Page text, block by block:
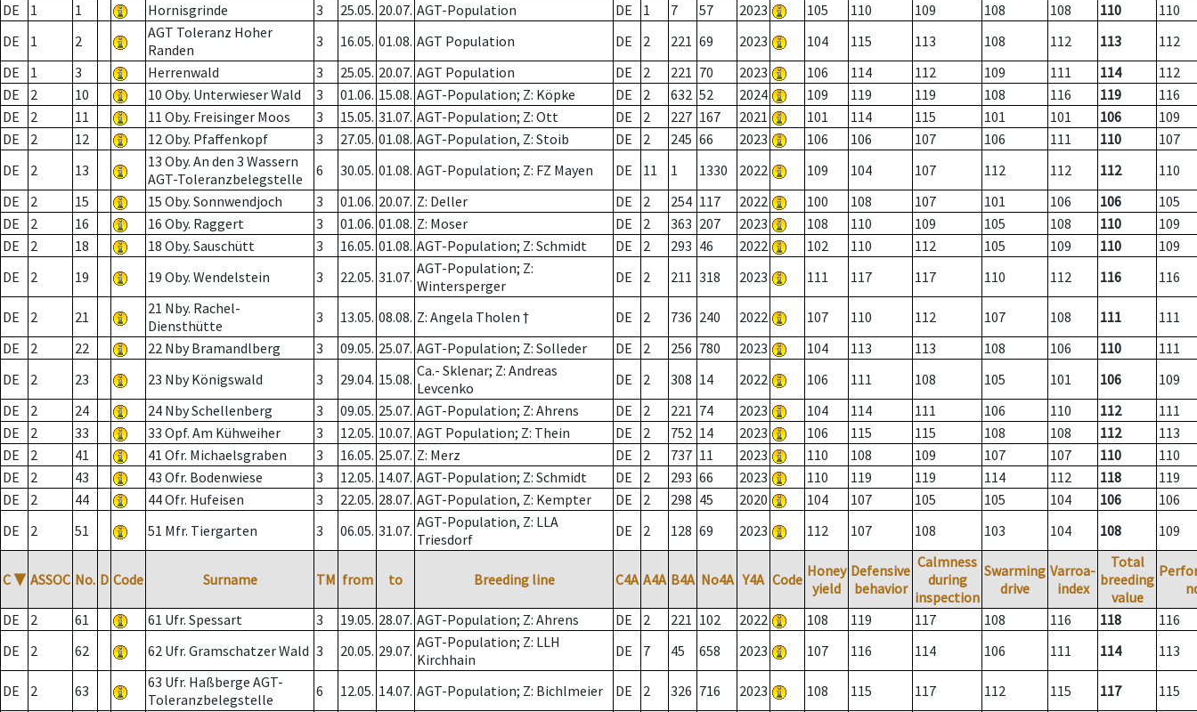
DE
1 1 Hornisgrinde 3 25.05. 20.07. AGT-Population DE 1 7 57 2023 105 110 109 108 108 110
110
DE
1 2
AGT Toleranz Hoher
Randen
3 16.05. 01.08. AGT Population DE 2 221 69 2023 104 115 113 108 112 113
112
DE
1 3 Herrenwald 3 25.05. 20.07. AGT Population DE 2 221 70 2023 106 114 112 109 111 114
112
DE
2 10 10 Oby. Unterwieser Wald 3 01.06. 15.08. AGT-Population; Z: Köpke DE 2 632 52 2024 109 119 119 108 116 119
116
DE
2 11 11 Oby. Freisinger Moos 3 15.05. 31.07. AGT-Population; Z: Ott DE 2 227 167 2021 101 114 115 101 101 106
109
DE
2 12 12 Oby. Pfaffenkopf 3 27.05. 01.08. AGT-Population, Z: Stoib DE 2 245 66 2023 106 106 107 106 111 110
107
DE
2 13
13 Oby. An den 3 Wassern
AGT-Toleranzbelegstelle
6 30.05. 01.08. AGT-Population; Z: FZ Mayen DE 11 1 1330 2022 109 104 107 112 112 112
110
DE
2 15 15 Oby. Sonnwendjoch 3 01.06. 20.07. Z: Deller DE 2 254 117 2022 100 108 107 101 106 106
105
DE
2 16 16 Oby. Raggert 3 01.06. 01.08. Z: Moser DE 2 363 207 2023 108 110 109 105 108 110
109
DE
2 18 18 Oby. Sauschütt 3 16.05. 01.08. AGT-Population; Z: Schmidt DE 2 293 46 2022 102 110 112 105 109 110
109
DE
2 19 19 Oby. Wendelstein 3 22.05. 31.07. AGT-Population; Z:
Wintersperger
DE 2 211 318 2023 111 117 117 110 112 116 116
DE 2 21
21 Nby. Rachel-
Diensthütte
3 13.05. 08.08. Z: Angela Tholen † DE 2 736 240 2022 107 110 112 107 108 111
111
DE
2 22 22 Nby Bramandlberg 3 09.05. 25.07. AGT-Population; Z: Solleder DE 2 256 780 2023 104 113 113 108 106 110
111
DE
2 23 23 Nby Königswald 3 29.04. 15.08. Ca.- Sklenar; Z: Andreas
Levcenko
DE 2 308 14 2022 106 111 108 105 101 106
109
DE
2 24 24 Nby Schellenberg 3 09.05. 25.07. AGT-Population; Z: Ahrens DE 2 221 74 2023 104 114 111 106 110 112
111
DE
2 33 33 Opf. Am Kühweiher 3 12.05. 10.07. AGT Population; Z: Thein DE 2 752 14 2023 106 115 115 108 108 112
113
DE
2 41 41 Ofr. Michaelsgraben 3 16.05. 25.07. Z: Merz DE 2 737 11 2023 110 108 109 107 107 110
110
DE
2 43 43 Ofr. Bodenwiese 3 12.05. 14.07. AGT-Population; Z: Schmidt DE 2 293 66 2023 110 119 119 114 112 118
119
DE
2 44 44 Ofr. Hufeisen 3 22.05. 28.07. AGT-Population, Z: Kempter DE 2 298 45 2020 104 107 105 105 104 106
106
DE
2 51 51 Mfr. Tiergarten 3 06.05. 31.07. AGT-Population, Z: LLA
Triesdorf
DE 2 128 69 2023 112 107 108 103 104 108 109
C ▼ ASSOC No. D Code Surname TM from to Breeding line C4A A4A B4A No4A Y4A Code Honey
yield
Defensive
behavior
Calmness
during
inspection
Swarming
drive
Varroa-
index
Total
breeding
value
DE
2 61 61 Ufr. Spessart 3 19.05. 28.07. AGT-Population; Z: Ahrens DE 2 221 102 2022 108 119 117 108 116 118
116
DE
2 62 62 Ufr. Gramschatzer Wald 3 20.05. 29.07. AGT-Population; Z: LLH
Kirchhain
DE 7 45 658 2023 107 116 114 106 111 114 113
DE 2 63
63 Ufr. Haßberge AGT-
Toleranzbelegstelle
6 12.05. 14.07. AGT-Population; Z: Bichlmeier DE 2 326 716 2023 108 115 117 112 115 117 115